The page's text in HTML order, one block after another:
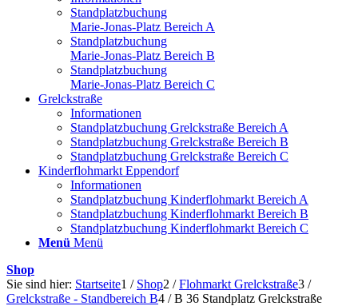
Standplatzbuchung
Marie-Jonas-Platz Bereich A
Standplatzbuchung
Marie-Jonas-Platz Bereich B
Standplatzbuchung
Marie-Jonas-Platz Bereich C
Grelckstraße
Informationen
Standplatzbuchung Grelckstraße Bereich A
Standplatzbuchung Grelckstraße Bereich B
Standplatzbuchung Grelckstraße Bereich C
Kinderflohmarkt Eppendorf
Informationen
Standplatzbuchung Kinderflohmarkt Bereich A
Standplatzbuchung Kinderflohmarkt Bereich B
Standplatzbuchung Kinderflohmarkt Bereich C
Menü Menü
Shop
Sie sind hier: Startseite1 / Shop2 / Flohmarkt Grelckstraße3 /
Grelckstraße - Standbereich B4 / B 36 Standplatz Grelckstraße